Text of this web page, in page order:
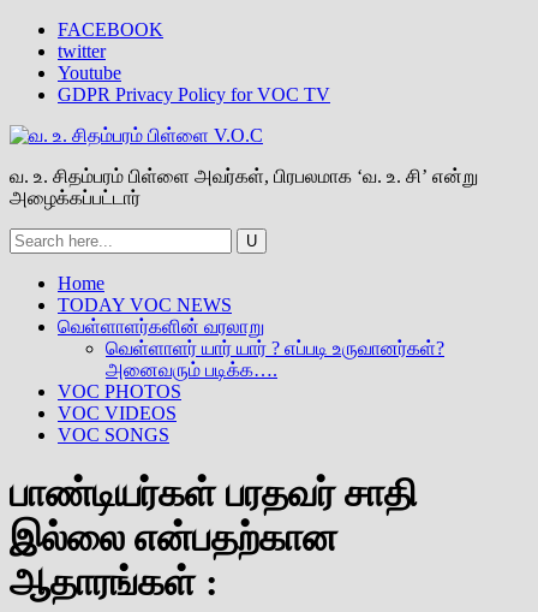
FACEBOOK
twitter
Youtube
GDPR Privacy Policy for VOC TV
வ. உ. சிதம்பரம் பிள்ளை அவர்கள், பிரபலமாக ‘வ. உ. சி’ என்று
அழைக்கப்பட்டார்
Home
TODAY VOC NEWS
வெள்ளாளர்களின் வரலாறு
வெள்ளாளர் யார் யார் ? எப்படி உருவானர்கள்?
அனைவரும் படிக்க….
VOC PHOTOS
VOC VIDEOS
VOC SONGS
பாண்டியர்கள் பரதவர் சாதி
இல்லை என்பதற்கான
ஆதாரங்கள் :